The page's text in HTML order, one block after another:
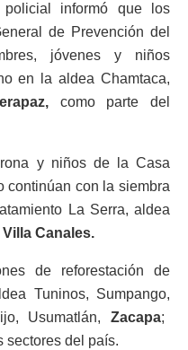
informó que los
de Prevención del
jóvenes y niños
en la aldea Chamtaca,
como parte del
y niños de la Casa
continúan con la siembra
La Serra, aldea
Villa Canales.
de reforestación de
Tuninos, Sumpango,
Usumatlán, Zacapa;
sectores del país.